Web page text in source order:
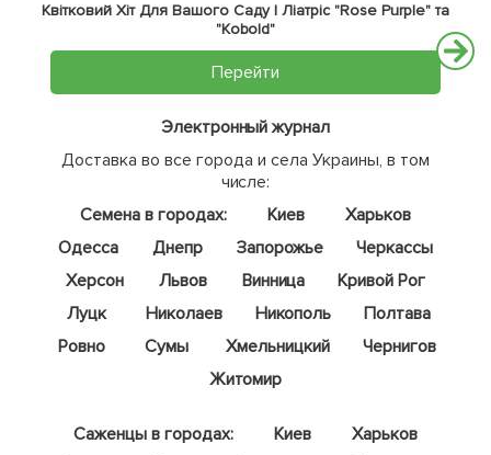
Квітковий Хіт Для Вашого Саду | Ліатріс "Rose Purple" та
"Kobold"
Перейти
Электронный журнал
Доставка во все города и села Украины, в том
числе:
Семена в городах:
Киев
Харьков
Одесса
Днепр Запорожье
Черкассы
Херсон
Львов Винница
Кривой Рог
Луцк
Николаев Никополь
Полтава
Ровно
Сумы Хмельницкий
Чернигов
Житомир
Саженцы в городах: Киев
Харьков